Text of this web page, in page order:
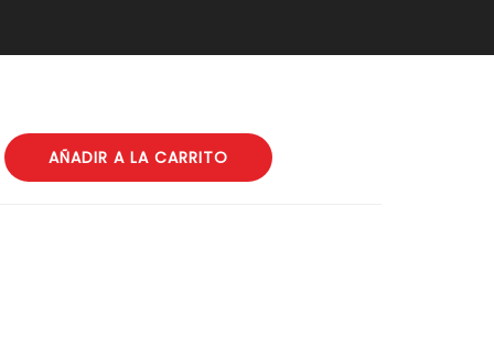
AÑADIR A LA CARRITO